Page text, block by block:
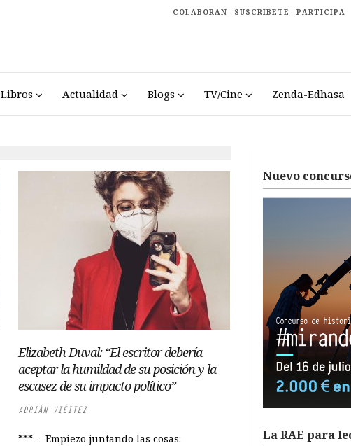
COLABORAN SUSCRÍBETE PARTICIPA
Libros Actualidad Blogs TV/Cine Zenda-Edhasa
Elizabeth Duval: “El escritor debería
aceptar la humildad de su posición y la
escasez de su impacto político”
ADRIÁN VIÉITEZ
*** —Empiezo juntando las cosas:
Nuevo
La RAE para